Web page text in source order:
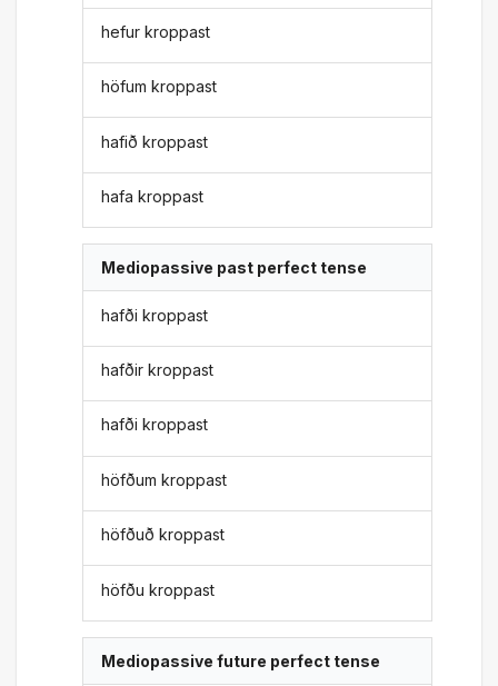
hefur kroppast
höfum kroppast
hafið kroppast
hafa kroppast
Mediopassive past perfect tense
hafði kroppast
hafðir kroppast
hafði kroppast
höfðum kroppast
höfðuð kroppast
höfðu kroppast
Mediopassive future perfect tense